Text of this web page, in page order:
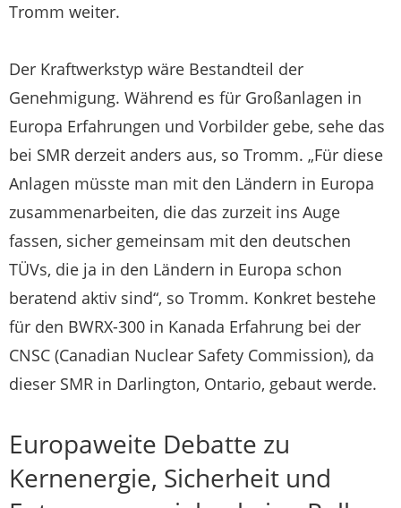
Tromm weiter.
Der Kraftwerkstyp wäre Bestandteil der
Genehmigung. Während es für Großanlagen in
Europa Erfahrungen und Vorbilder gebe, sehe das
bei SMR derzeit anders aus, so Tromm. „Für diese
Anlagen müsste man mit den Ländern in Europa
zusammenarbeiten, die das zurzeit ins Auge
fassen, sicher gemeinsam mit den deutschen
TÜVs, die ja in den Ländern in Europa schon
beratend aktiv sind“, so Tromm. Konkret bestehe
für den BWRX-300 in Kanada Erfahrung bei der
CNSC (Canadian Nuclear Safety Commission), da
dieser SMR in Darlington, Ontario, gebaut werde.
Europaweite Debatte zu
Kernenergie, Sicherheit und